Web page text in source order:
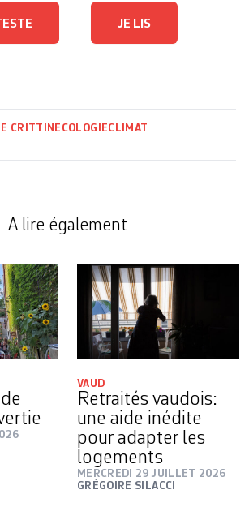
JE LIS
CRITTIN ECOLOGIECLIMAT
A lire également
VAUD
Retraités vaudois:
une aide inédite
pour adapter les
logements
MERCREDI 29 JUILLET 2026
GRÉGOIRE SILACCI